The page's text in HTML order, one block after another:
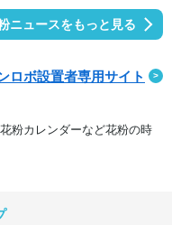
ニュースをもっと見る
ロボ設置者専用サイト
粉カレンダーなど花粉の時